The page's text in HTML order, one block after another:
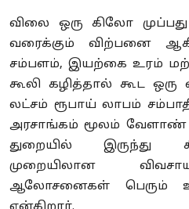
விலை ஒரு கிலோ
வரைக்கும் விற்பனை
சம்பளம், இயற்கை உரம்
கூலி கழித்தால் கூட ஒரு
லட்சம் ரூபாய் லாபம்
அரசாங்கம் மூலம்
துறையில் இருந்து
முறையிலான
ஆலோசனைகள் பெரும்